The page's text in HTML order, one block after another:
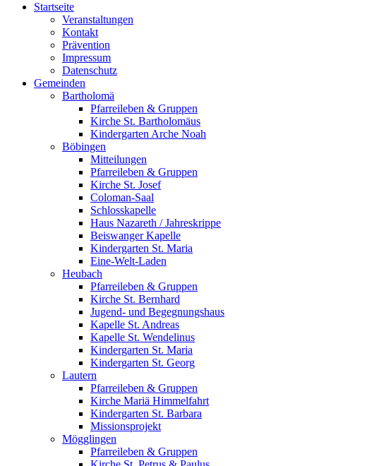
Startseite
Veranstaltungen
Kontakt
Prävention
Impressum
Datenschutz
Gemeinden
Bartholomä
Pfarreileben & Gruppen
Kirche St. Bartholomäus
Kindergarten Arche Noah
Böbingen
Mitteilungen
Pfarreileben & Gruppen
Kirche St. Josef
Coloman-Saal
Schlosskapelle
Haus Nazareth / Jahreskrippe
Beiswanger Kapelle
Kindergarten St. Maria
Eine-Welt-Laden
Heubach
Pfarreileben & Gruppen
Kirche St. Bernhard
Jugend- und Begegnungshaus
Kapelle St. Andreas
Kapelle St. Wendelinus
Kindergarten St. Maria
Kindergarten St. Georg
Lautern
Pfarreileben & Gruppen
Kirche Mariä Himmelfahrt
Kindergarten St. Barbara
Missionsprojekt
Mögglingen
Pfarreileben & Gruppen